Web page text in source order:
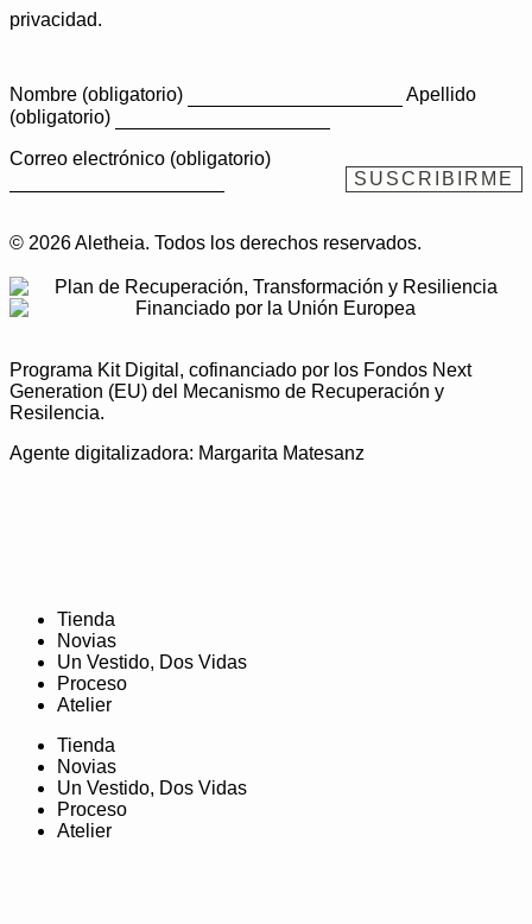
privacidad.
Nombre (obligatorio)
Apellido
(obligatorio)
Correo electrónico (obligatorio)
© 2026 Aletheia. Todos los derechos reservados.
Programa Kit Digital, cofinanciado por los Fondos Next
Generation (EU) del Mecanismo de Recuperación y
Resilencia.
Agente digitalizadora: Margarita Matesanz
Tienda
Novias
Un Vestido, Dos Vidas
Proceso
Atelier
Tienda
Novias
Un Vestido, Dos Vidas
Proceso
Atelier